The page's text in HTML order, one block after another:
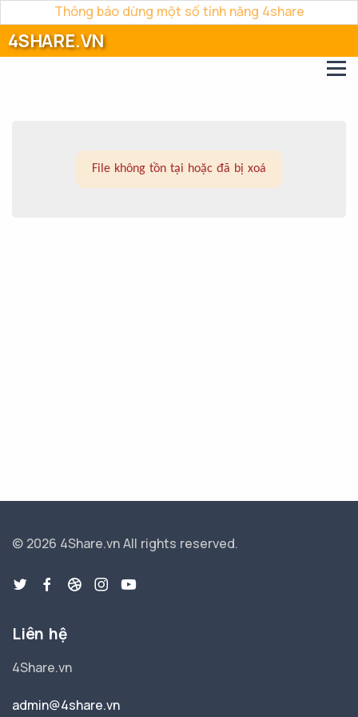
Thông báo dừng một số tính năng 4share
4SHARE.VN
File không tồn tại hoặc đã bị xoá
© 2026 4Share.vnAll rights reserved.
Liên hệ
4Share.vn
admin@4share.vn